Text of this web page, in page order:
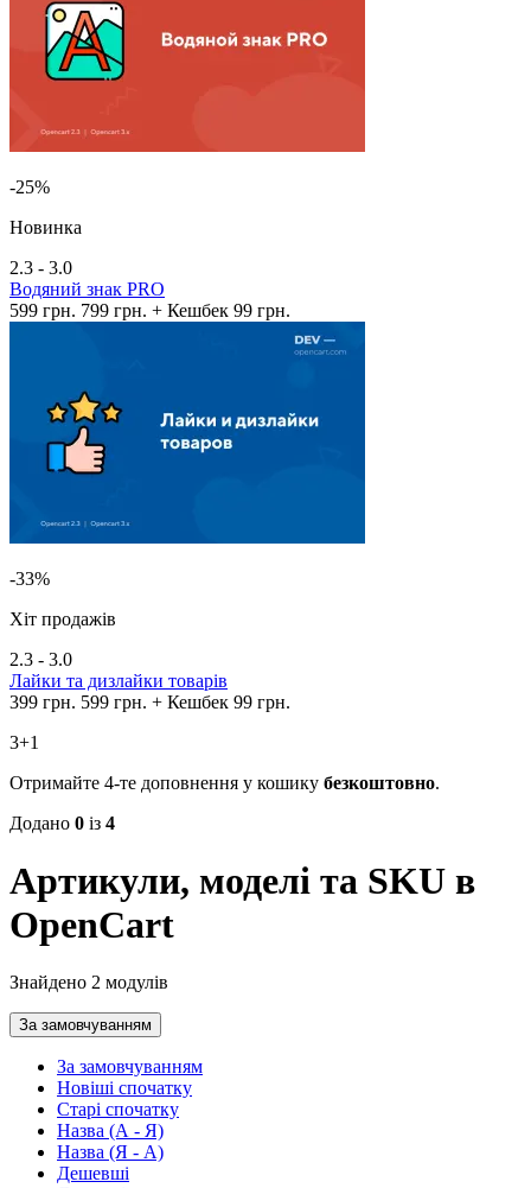
-25%
Новинка
2.3 - 3.0
Водяний знак PRO
599 грн. 799 грн. + Кешбек 99 грн.
-33%
Хіт продажів
2.3 - 3.0
Лайки та дизлайки товарів
399 грн. 599 грн. + Кешбек 99 грн.
3+1
Отримайте 4-те доповнення у кошику безкоштовно.
Додано 0 із 4
Артикули, моделі та SKU в
OpenCart
Знайдено 2 модулів
За замовчуванням
За замовчуванням
Новіші спочатку
Старі спочатку
Назва (А - Я)
Назва (Я - А)
Дешевші